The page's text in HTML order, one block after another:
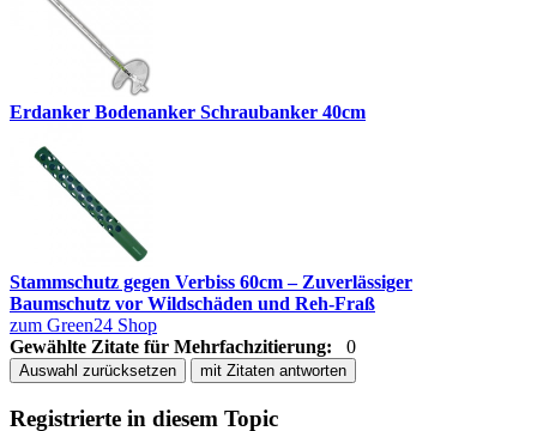
Erdanker Bodenanker Schraubanker 40cm
Stammschutz gegen Verbiss 60cm – Zuverlässiger
Baumschutz vor Wildschäden und Reh-Fraß
zum Green24 Shop
Gewählte Zitate für Mehrfachzitierung:
0
Auswahl zurücksetzen mit Zitaten antworten
Registrierte in diesem Topic